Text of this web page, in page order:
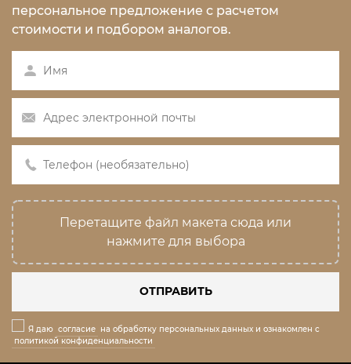
персональное предложение с расчетом
стоимости и подбором аналогов.
Перетащите файл макета сюда или
нажмите для выбора
ОТПРАВИТЬ
Я даю согласие на обработку персональных данных и ознакомлен с
политикой конфиденциальности